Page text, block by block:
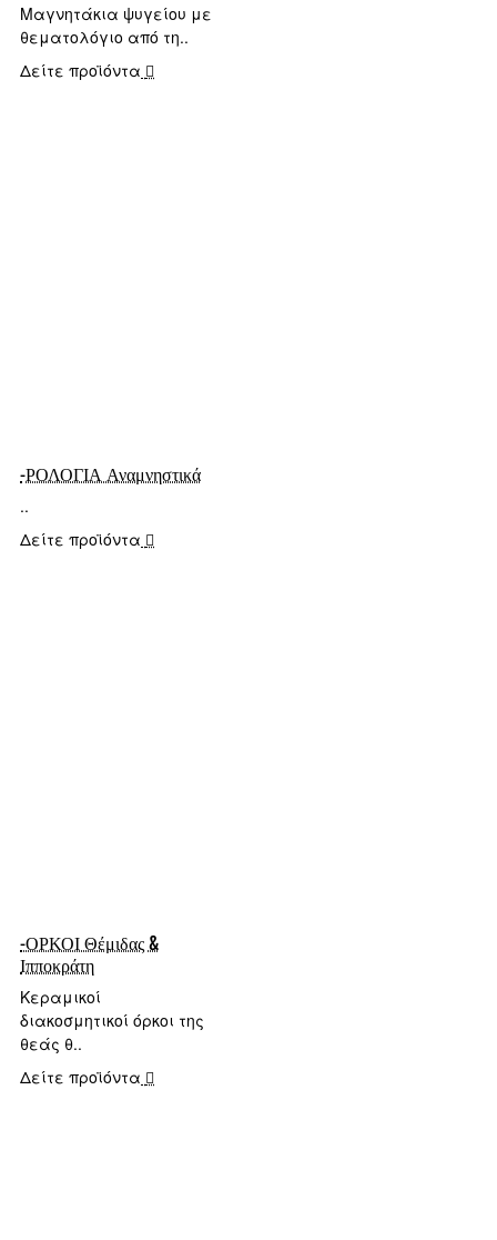
Μαγνητάκια ψυγείου με
θεματολόγιο από τη..
Δείτε προϊόντα
-ΡΟΛΟΓΙΑ Αναμνηστικά
..
Δείτε προϊόντα
-ΟΡΚΟΙ Θέμιδας &
Ιπποκράτη
Κεραμικοί
διακοσμητικοί όρκοι της
θεάς θ..
Δείτε προϊόντα